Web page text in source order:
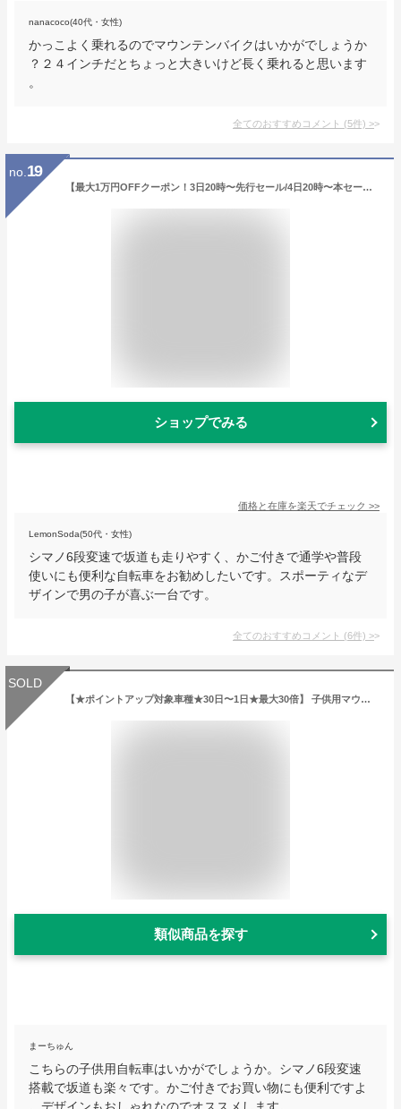
nanacoco(40代・女性)
かっこよく乗れるのでマウンテンバイクはいかがでしょうか
？２４インチだとちょっと大きいけど長く乗れると思います
。
全てのおすすめコメント (5件) >
no. 19
【最大1万円OFFクーポン！3日20時〜先行セール/4日20時〜本セール】 子供用マウンテンバイク 20インチ | 子供用自転車 シマノ6段変速搭載 変速付き かご付き 自転車本体 男の子 こども じてんしゃ 小学生 低学年 入学 ギフト 送料無料 【SKD206】
ショップでみる
価格と在庫を楽天でチェック >>
LemonSoda(50代・女性)
シマノ6段変速で坂道も走りやすく、かご付きで通学や普段
使いにも便利な自転車をお勧めしたいです。スポーティなデ
ザインで男の子が喜ぶ一台です。
全てのおすすめコメント (6件) >
SOLD
【★ポイントアップ対象車種★30日〜1日★最大30倍】 子供用マウンテンバイク 24インチ | 子供用自転車 シマノ6段変速搭載 変速付き かご付き 自転車本体 男の子 こども じてんしゃ 小学生 高学年 入学 ギフト 送料無料 【SKD246】【コ】
類似商品を探す
まーちゅん
こちらの子供用自転車はいかがでしょうか。シマノ6段変速
搭載で坂道も楽々です。かご付きでお買い物にも便利ですよ